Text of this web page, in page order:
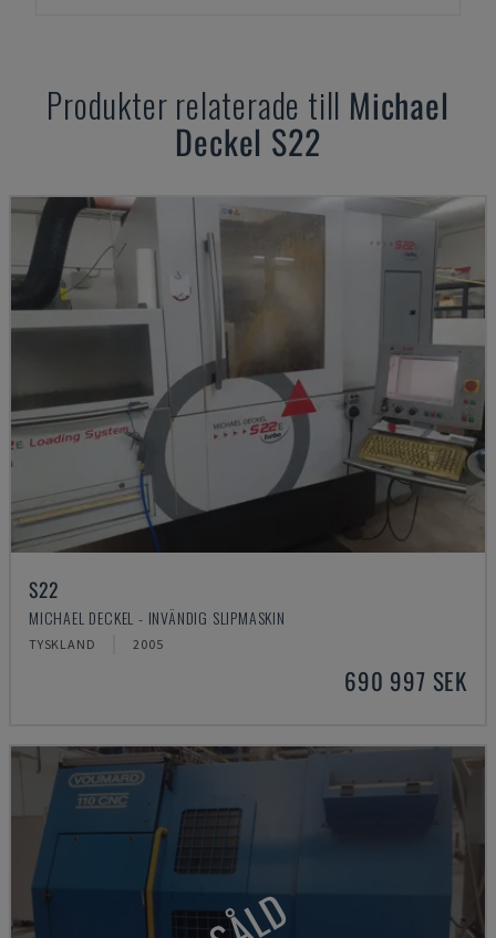
Produkter relaterade till Michael
Deckel S22
S22
MICHAEL DECKEL - INVÄNDIG SLIPMASKIN
TYSKLAND 2005
690 997 SEK